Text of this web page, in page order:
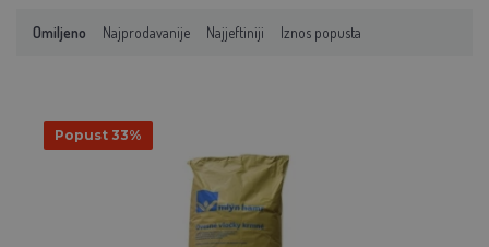
Omiljeno Najprodavanije Najjeftiniji Iznos popusta
Popust 33%